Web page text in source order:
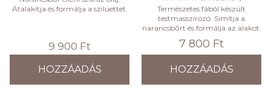
Átalakítja és formálja a sziluettet.
9 900 Ft
HOZZÁADÁS
Természetes fából készült
testmasszírozó. Simítja a
narancsbőrt és formálja az alakot.
7 800 Ft
HOZZÁADÁS